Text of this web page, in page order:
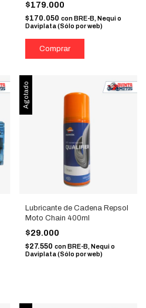
$179.000
$170.050 con BRE-B, Nequi o
Daviplata (Sólo por web)
Agotado
Lubricante de Cadena Repsol
Moto Chain 400ml
$29.000
$27.550 con BRE-B, Nequi o
Daviplata (Sólo por web)